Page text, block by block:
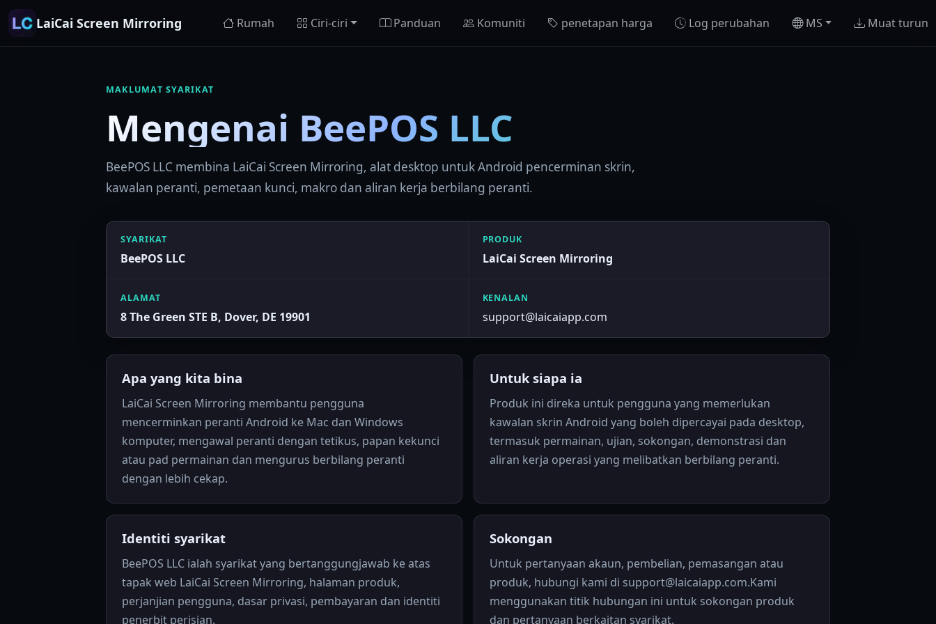
LaiCai Screen Mirroring Rumah Ciri-ciri Panduan Komuniti penetapan harga Log perubahan MS Muat turun
MAKLUMAT SYARIKAT
Mengenai BeePOS LLC
BeePOS LLC membina LaiCai Screen Mirroring, alat desktop untuk Android pencerminan skrin,
kawalan peranti, pemetaan kunci, makro dan aliran kerja berbilang peranti.
SYARIKAT
BeePOS LLC
PRODUK
LaiCai Screen Mirroring
ALAMAT
8 The Green STE B, Dover, DE 19901
KENALAN
support@laicaiapp.com
Apa yang kita bina
LaiCai Screen Mirroring membantu pengguna
mencerminkan peranti Android ke Mac dan Windows
komputer, mengawal peranti dengan tetikus, papan kekunci
atau pad permainan dan mengurus berbilang peranti
dengan lebih cekap.
Untuk siapa ia
Produk ini direka untuk pengguna yang memerlukan
kawalan skrin Android yang boleh dipercayai pada desktop,
termasuk permainan, ujian, sokongan, demonstrasi dan
aliran kerja operasi yang melibatkan berbilang peranti.
Identiti syarikat
BeePOS LLC ialah syarikat yang bertanggungjawab ke atas
tapak web LaiCai Screen Mirroring, halaman produk,
perjanjian pengguna, dasar privasi, pembayaran dan identiti
penerbit perisian.
Sokongan
Untuk pertanyaan akaun, pembelian, pemasangan atau
produk, hubungi kami di support@laicaiapp.com.Kami
menggunakan titik hubungan ini untuk sokongan produk
dan pertanyaan berkaitan syarikat.